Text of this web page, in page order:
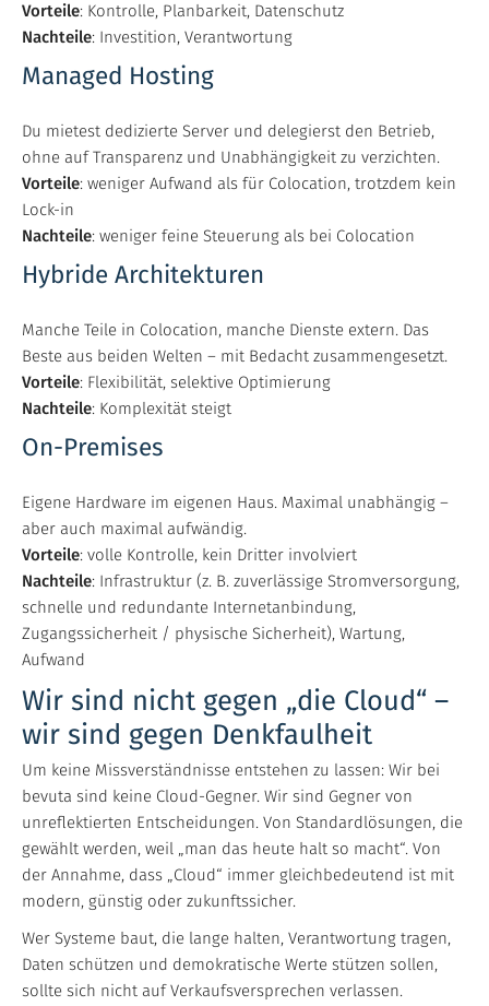
Vorteile: Kontrolle, Planbarkeit, Datenschutz
Nachteile: Investition, Verantwortung
Managed Hosting
Du mietest dedizierte Server und delegierst den Betrieb,
ohne auf Transparenz und Unabhängigkeit zu verzichten.
Vorteile: weniger Aufwand als für Colocation, trotzdem kein
Lock-in
Nachteile: weniger feine Steuerung als bei Colocation
Hybride Architekturen
Manche Teile in Colocation, manche Dienste extern. Das
Beste aus beiden Welten – mit Bedacht zusammengesetzt.
Vorteile: Flexibilität, selektive Optimierung
Nachteile: Komplexität steigt
On-Premises
Eigene Hardware im eigenen Haus. Maximal unabhängig –
aber auch maximal aufwändig.
Vorteile: volle Kontrolle, kein Dritter involviert
Nachteile: Infrastruktur (z. B. zuverlässige Stromversorgung,
schnelle und redundante Internetanbindung,
Zugangssicherheit / physische Sicherheit), Wartung,
Aufwand
Wir sind nicht gegen „die Cloud“ –
wir sind gegen Denkfaulheit
Um keine Missverständnisse entstehen zu lassen: Wir bei
bevuta sind keine Cloud-Gegner. Wir sind Gegner von
unreflektierten Entscheidungen. Von Standardlösungen, die
gewählt werden, weil „man das heute halt so macht“. Von
der Annahme, dass „Cloud“ immer gleichbedeutend ist mit
modern, günstig oder zukunftssicher.
Wer Systeme baut, die lange halten, Verantwortung tragen,
Daten schützen und demokratische Werte stützen sollen,
sollte sich nicht auf Verkaufsversprechen verlassen.